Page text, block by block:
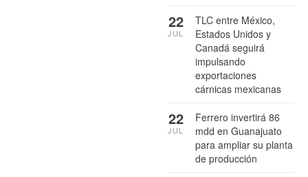
TLC entre México,
Estados Unidos y
Canadá seguirá
impulsando
exportaciones
cárnicas mexicanas
22
JUL
Ferrero invertirá 86
mdd en Guanajuato
para ampliar su planta
de producción
22
JUL